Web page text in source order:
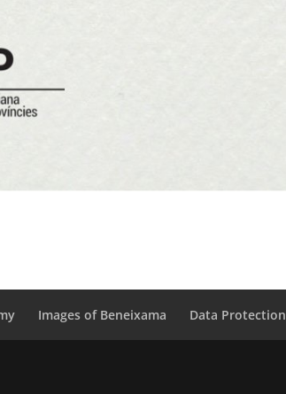
Images of Beneixama Data Protection